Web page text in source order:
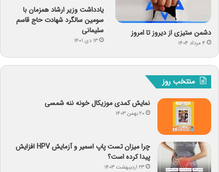
دشمن ستیزی از دیروز تا امروز
۴ مرداد ۱۴۰۴
یادداشت وزیر ارشاد همزمان با
سومین سالگرد شهادت حاج قاسم
سلیمانی
۱۳ دی ۱۴۰۱
منتخب روز
نمایش کمدی موزیکال خونه ننه شمسی
۲۰ بهمن ۱۴۰۳
چرا میزان تست پاپ اسمیر و آزمایش HPV افزایش
پیدا کرده است؟
۲۳ اردیبهشت ۱۴۰۳